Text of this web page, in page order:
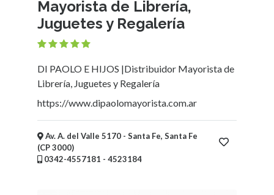
Humanidades
Deportes
Recreación
Educación
Ubicación
Mayorista de Librería,
Juguetes y Regalería
DI PAOLO E HIJOS |Distribuidor Mayorista de
Librería, Juguetes y Regalería
https://www.dipaolomayorista.com.ar
Av. A. del Valle 5170 - Santa Fe, Santa Fe
(CP 3000)
0342-4557181 - 4523184